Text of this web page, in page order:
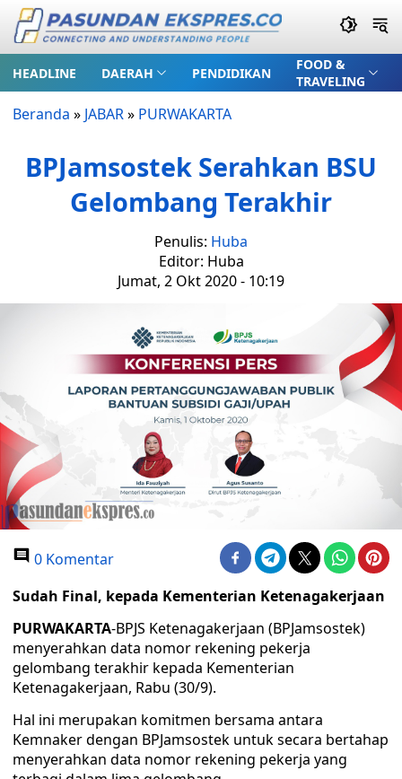
HEADLINE DAERAH PENDIDIKAN
FOOD &
TRAVELING
Beranda » JABAR» PURWAKARTA
BPJamsostek Serahkan BSU
Gelombang Terakhir
Penulis: Huba
Editor: Huba
Jumat, 2 Okt 2020 - 10:19
0 Komentar
Sudah Final, kepada Kementerian Ketenagakerjaan
PURWAKARTA-BPJS Ketenagakerjaan (BPJamsostek)
menyerahkan data nomor rekening pekerja
gelombang terakhir kepada Kementerian
Ketenagakerjaan, Rabu (30/9).
Hal ini merupakan komitmen bersama antara
Kemnaker dengan BPJamsostek untuk secara bertahap
menyerahkan data nomor rekening pekerja yang